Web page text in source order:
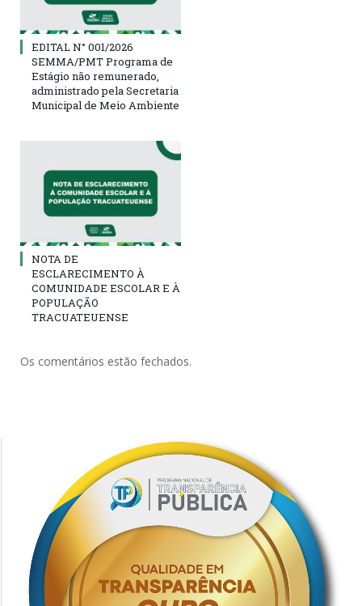
EDITAL N° 001/2026
SEMMA/PMT Programa de
Estágio não remunerado,
administrado pela Secretaria
Municipal de Meio Ambiente
NOTA DE
ESCLARECIMENTO À
COMUNIDADE ESCOLAR E À
POPULAÇÃO
TRACUATEUENSE
Os comentários estão fechados.